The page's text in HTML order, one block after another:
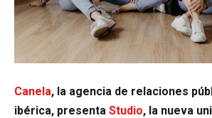
Canela, la agencia de relaciones
ibérica, presenta Studio, la nueva